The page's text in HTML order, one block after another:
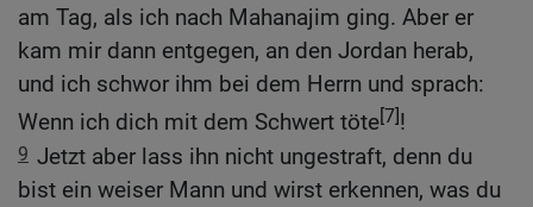
am Tag, als ich nach Mahanajim ging. Aber er
kam mir dann entgegen, an den Jordan herab,
und ich schwor ihm bei dem Herrn und sprach:
Wenn ich dich mit dem Schwert töte[7]!
9 Jetzt aber lass ihn nicht ungestraft, denn du
bist ein weiser Mann und wirst erkennen, was du